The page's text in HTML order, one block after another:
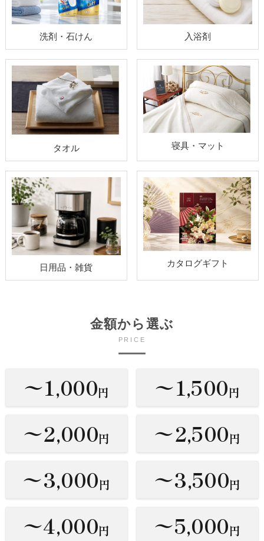
洗剤・石けん 入浴剤
タオル 寝具・マット
日用品・雑貨 カタログギフト
金額から選ぶ
PRICE
〜1,000円 〜1,500円
〜2,000円 〜2,500円
〜3,000円 〜3,500円
〜4,000円 〜5,000円